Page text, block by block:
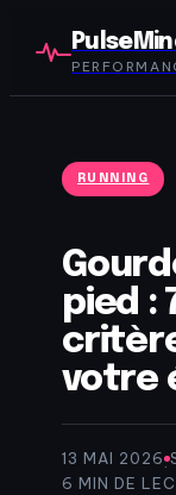
RUNNING
pied :
votre
13 MAI 2026·
6 MIN DE